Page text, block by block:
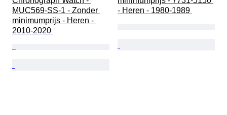
MUC569-SS-1 - Zonder
minimumprijs - Heren -
2010-2020
- Heren - 1980-1989